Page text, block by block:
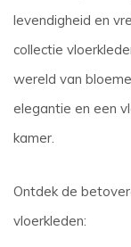
levendigheid en
collectie
wereld van
elegantie en een
kamer.
Ontdek de
vloerkleden: